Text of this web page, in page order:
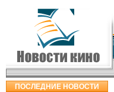
ПОСЛЕДНИЕ НОВОСТИ